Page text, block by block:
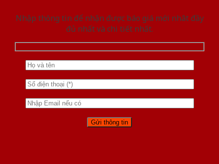
Nhập thông tin để nhận được báo giá mới nhât đầy
đủ nhất và chi tiết nhất.